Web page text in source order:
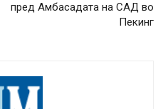
пред Амбасадата на САД во
Пекинг